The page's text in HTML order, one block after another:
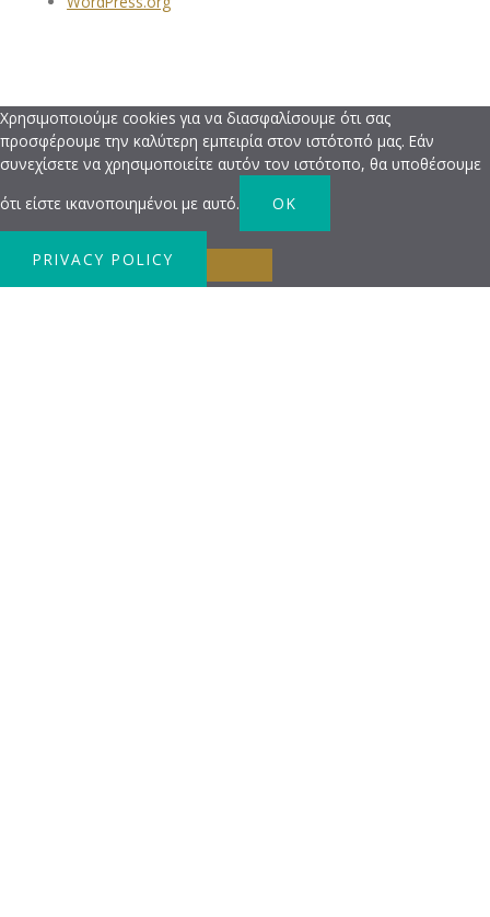
Χρησιμοποιούμε cookies για να διασφαλίσουμε ότι σας
προσφέρουμε την καλύτερη εμπειρία στον ιστότοπό μας. Εάν
συνεχίσετε να χρησιμοποιείτε αυτόν τον ιστότοπο, θα υποθέσουμε
ότι είστε ικανοποιημένοι με αυτό.
OK
PRIVACY POLICY